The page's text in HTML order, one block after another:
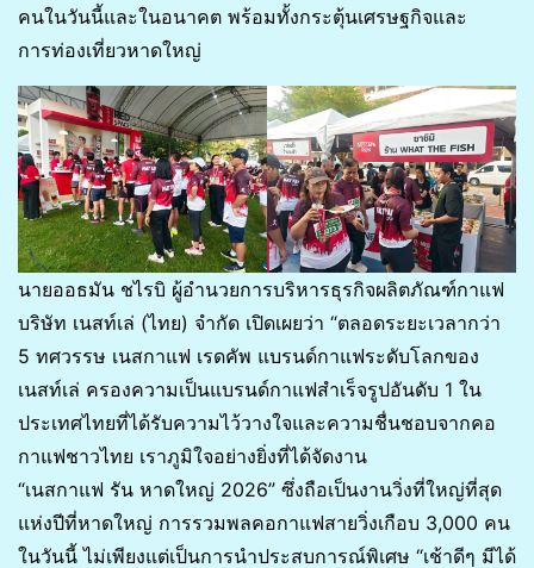
คนในวันนี้และในอนาคต พร้อมทั้งกระตุ้นเศรษฐกิจและ
การท่องเที่ยวหาดใหญ่
นายออธมัน ชไรบิ ผู้อำนวยการบริหารธุรกิจผลิตภัณฑ์กาแฟ
บริษัท เนสท์เล่ (ไทย) จำกัด เปิดเผยว่า “ตลอดระยะเวลากว่า
5 ทศวรรษ เนสกาแฟ เรดคัพ แบรนด์กาแฟระดับโลกของ
เนสท์เล่ ครองความเป็นแบรนด์กาแฟสำเร็จรูปอันดับ 1 ใน
ประเทศไทยที่ได้รับความไว้วางใจและความชื่นชอบจากคอ
กาแฟชาวไทย เราภูมิใจอย่างยิ่งที่ได้จัดงาน
“เนสกาแฟ รัน หาดใหญ่ 2026” ซึ่งถือเป็นงานวิ่งที่ใหญ่ที่สุด
แห่งปีที่หาดใหญ่ การรวมพลคอกาแฟสายวิ่งเกือบ 3,000 คน
ในวันนี้ ไม่เพียงแต่เป็นการนำประสบการณ์พิเศษ “เช้าดีๆ มีได้